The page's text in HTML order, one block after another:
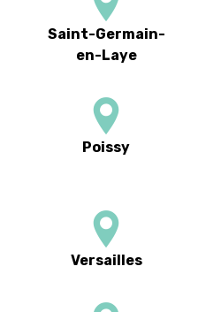
Saint-Germain-
en-Laye
Poissy
Versailles